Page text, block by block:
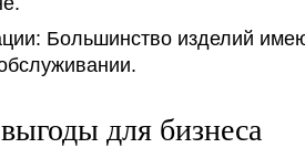
Большинство изделий
для бизнеса